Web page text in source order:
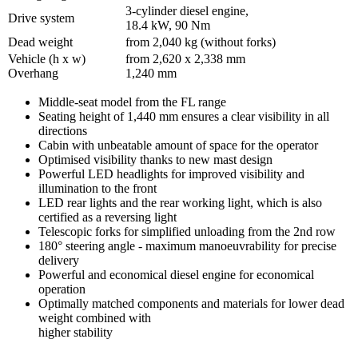
Drive system
3-cylinder diesel engine,
18.4 kW, 90 Nm
Dead weight
from 2,040 kg (without forks)
Vehicle (h x w)
Overhang
from 2,620 x 2,338 mm
1,240 mm
Middle-seat model from the FL range
Seating height of 1,440 mm ensures a clear visibility in all
directions
Cabin with unbeatable amount of space for the operator
Optimised visibility thanks to new mast design
Powerful LED headlights for improved visibility and
illumination to the front
LED rear lights and the rear working light, which is also
certified as a reversing light
Telescopic forks for simplified unloading from the 2nd row
180° steering angle - maximum manoeuvrability for precise
delivery
Powerful and economical diesel engine for economical
operation
Optimally matched components and materials for lower dead
weight combined with
higher stability